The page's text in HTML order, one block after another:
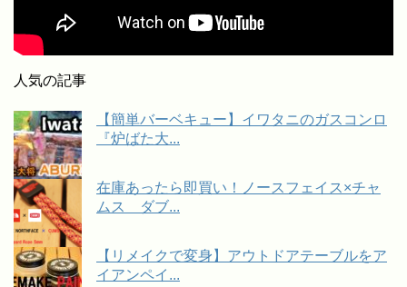
人気の記事
【簡単バーベキュー】イワタニのガスコンロ
『炉ばた大...
在庫あったら即買い！ノースフェイス×チャ
ムス ダブ...
【リメイクで変身】アウトドアテーブルをア
イアンペイ...